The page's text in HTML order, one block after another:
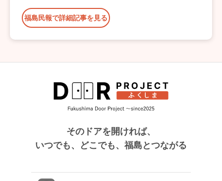
福島民報で詳細記事を見る
そのドアを開ければ、
いつでも、どこでも、福島とつながる